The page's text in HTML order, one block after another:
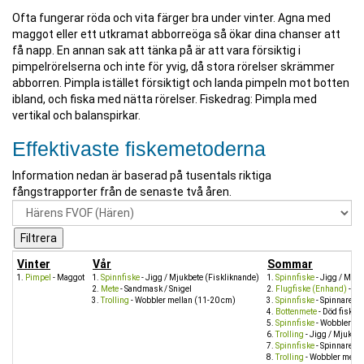
Ofta fungerar röda och vita färger bra under vinter. Agna med
maggot eller ett utkramat abborreöga så ökar dina chanser att
få napp. En annan sak att tänka på är att vara försiktig i
pimpelrörelserna och inte för yvig, då stora rörelser skrämmer
abborren. Pimpla istället försiktigt och landa pimpeln mot botten
ibland, och fiska med nätta rörelser. Fiskedrag: Pimpla med
vertikal och balanspirkar.
Effektivaste fiskemetoderna
Information nedan är baserad på tusentals riktiga
fångstrapporter från de senaste två åren.
Vinter
Pimpel - Maggot
Vår
Spinnfiske- Jigg / Mjukbete (Fiskliknande)
Mete- Sandmask / Snigel
Trolling - Wobbler mellan (11-20 cm)
Sommar
Spinnfiske- Jigg /
Flugfiske (Enhand) -
Spinnfiske- Spinnare
Bottenmete- Död fisk
Spinnfiske- Wobbler
Trolling - Jigg /
Spinnfiske- Spinnare
Trolling - Wobbler